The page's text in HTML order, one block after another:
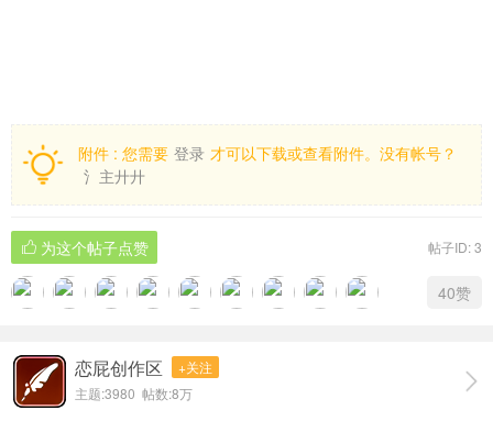
附件 : 您需要 登录 才可以下载或查看附件。没有帐号？
氵主廾廾
帖子ID: 3
为这个帖子点赞
40赞
恋屁创作区
+关注
主题:3980 帖数:8万